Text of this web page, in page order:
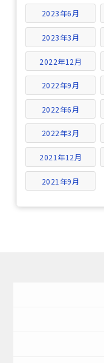
2023年6月
2023年3月
2022年12月
2022年9月
2022年6月
2022年3月
2021年12月
2021年9月